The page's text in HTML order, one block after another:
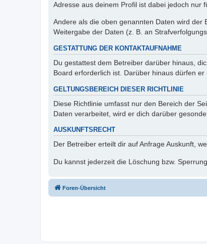
Adresse aus deinem Profil ist dabei jedoch nur
Andere als die oben genannten Daten wird
Weitergabe der Daten (z. B. an
GESTATTUNG DER KONTAKTAUFNAHME
Du gestattest dem Betreiber darüber hinaus,
Board erforderlich ist. Darüber hinaus dürfen
GELTUNGSBEREICH DIESER RICHTLINIE
Diese Richtlinie umfasst nur den Bereich der
Daten verarbeitet, wird er dich darüber
AUSKUNFTSRECHT
Der Betreiber erteilt dir auf Anfrage Auskunft,
Du kannst jederzeit die Löschung bzw.
Foren-Übersicht